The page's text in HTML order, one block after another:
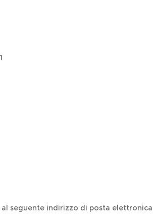
seguente indirizzo di posta